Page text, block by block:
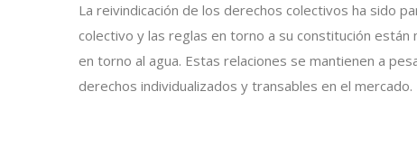
La reivindicación de los derechos colectivos ha sido
colectivo y las reglas en torno a su constitución
en torno al agua. Estas relaciones se mantienen a
derechos individualizados y transables en el mercado.